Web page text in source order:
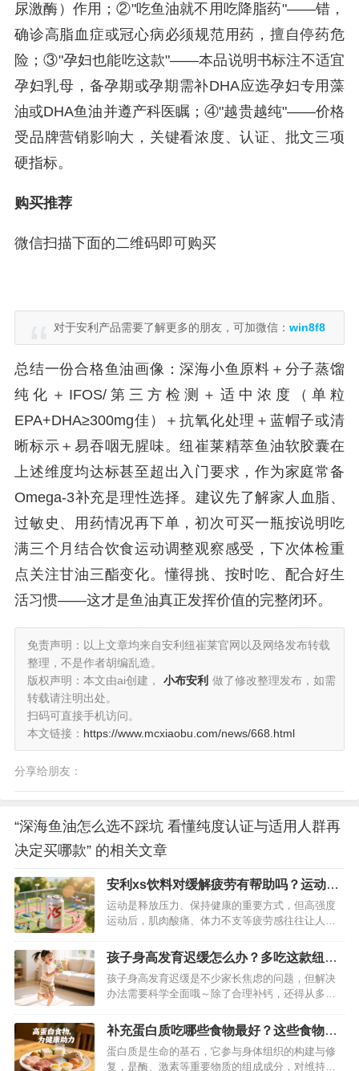
尿激酶）作用；②"吃鱼油就不用吃降脂药"——错，
确诊高脂血症或冠心病必须规范用药，擅自停药危
险；③"孕妇也能吃这款"——本品说明书标注不适宜
孕妇乳母，备孕期或孕期需补DHA应选孕妇专用藻
油或DHA鱼油并遵产科医瞩；④"越贵越纯"——价格
受品牌营销影响大，关键看浓度、认证、批文三项
硬指标。
购买推荐
微信扫描下面的二维码即可购买
对于安利产品需要了解更多的朋友，可加微信： win8f8
总结一份合格鱼油画像：深海小鱼原料＋分子蒸馏
纯化＋IFOS/第三方检测＋适中浓度（单粒
EPA+DHA≥300mg佳）＋抗氧化处理＋蓝帽子或清
晰标示＋易吞咽无腥味。纽崔莱精萃鱼油软胶囊在
上述维度均达标甚至超出入门要求，作为家庭常备
Omega‑3补充是理性选择。建议先了解家人血脂、
过敏史、用药情况再下单，初次可买一瓶按说明吃
满三个月结合饮食运动调整观察感受，下次体检重
点关注甘油三酯变化。懂得挑、按时吃、配合好生
活习惯——这才是鱼油真正发挥价值的完整闭环。
免责声明：以上文章均来自安利纽崔莱官网以及网络发布转载
整理，不是作者胡编乱造。
版权声明：本文由ai创建，
小布安利 做了修改整理发布，如需
转载请注明出处。
扫码可直接手机访问。
本文链接： https://www.mcxiaobu.com/news/668.html
分享给朋友：
“深海鱼油怎么选不踩坑 看懂纯度认证与适用人群再
决定买哪款” 的相关文章
安利xs饮料对缓解疲劳有帮助吗？运动过
后喝一罐轻松消除疲劳
运动是释放压力、保持健康的重要方式，但高强度
运动后，肌肉酸痛、体力不支等疲劳感往往让人困
为很多人的关注点。安利 XS 饮料凭借科学配方与
实际效果，成为运动爱好者的“疲劳救星”，其对缓解
运动疲劳的帮助究竟如何？我们从成分、原理到实
测体验逐一解析。…
孩子身高发育迟缓怎么办？多吃这款纽崔
莱钙镁维生素D咀嚼片就可以了
孩子身高发育迟缓是不少家长焦虑的问题，但解决
办法需要科学全面哦～除了合理补钙，还得从多方
补充蛋白质吃哪些食物最好？这些食物可
别错过
蛋白质是生命的基石，它参与身体组织的构建与修
复，是酶、激素等重要物质的组成成分，对维持人